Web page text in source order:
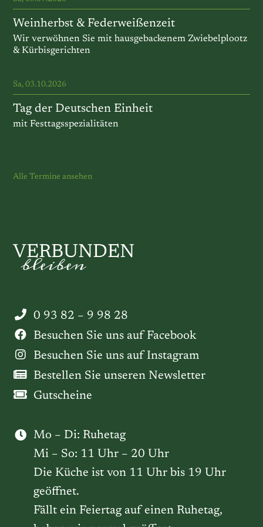
Weinherbst & Federweißenzeit
Wir verwöhnen Sie mit hausgebackenem Zwiebelplootz
& Kürbisgerichten
Sa, 03.10.2026
Tag der Deutschen Einheit
mit Festtagsspezialitäten
Alle Termine ansehen
VERBUNDEN
bleiben
0 93 82 – 9 98 28
Besuchen Sie uns auf Facebook
Besuchen Sie uns auf Instagram
Bestellen Sie unseren Newsletter
Gutscheine
Mo – Di: Ruhetag
Mi – So: 11 Uhr – 20 Uhr
Die Küche ist von 11 Uhr bis 19 Uhr
geöffnet.
Fällt ein Feiertag auf einen Ruhetag,